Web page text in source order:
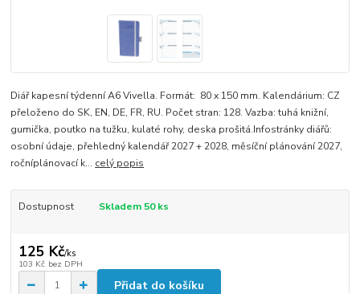
Diář kapesní týdenní A6 Vivella. Formát: 80 x 150 mm. Kalendárium: CZ
přeloženo do SK, EN, DE, FR, RU. Počet stran: 128. Vazba: tuhá knižní,
gumička, poutko na tužku, kulaté rohy, deska prošitá.Infostránky diářů:
osobní údaje, přehledný kalendář 2027 + 2028, měsíční plánování 2027,
ročníplánovací k... celý popis
Dostupnost Skladem 50 ks
125 Kč/ks
103 Kč bez DPH
Přidat do košíku